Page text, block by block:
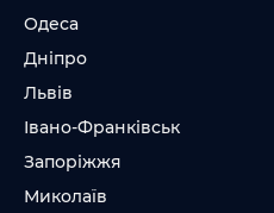
Одеса
Дніпро
Львів
Івано-Франківськ
Запоріжжя
Миколаїв